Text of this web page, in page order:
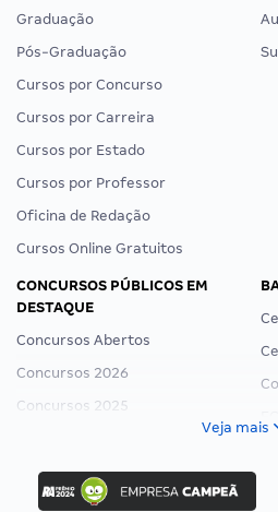
Graduação
Pós-Graduação
Cursos por Concurso
Cursos por Carreira
Cursos por Estado
Cursos por Professor
Oficina de Redação
Cursos Online Gratuitos
CONCURSOS PÚBLICOS EM
DESTAQUE
Concursos Abertos
Concursos 2026
Concursos 2025
Concurso Ibama
Concurso MPU
Veja mais